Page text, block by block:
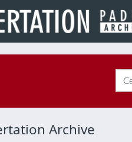
Archive